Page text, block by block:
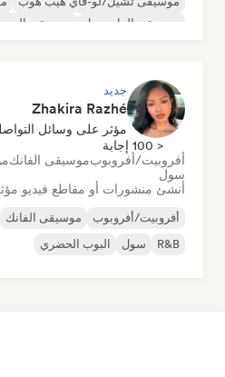
موسيقى الدانسهول
موسيقى
جديد
Zhakira Razhé
مؤثر على وسائل
< 100 إجابة
أفروبيت/أفروبوبموسيقى الفانك
سول
أنشئ منشورات أو مقاطع فيديو
أفروبيت/أفروبوب موسيقى الفانك
R&B
سول البوب الحضري